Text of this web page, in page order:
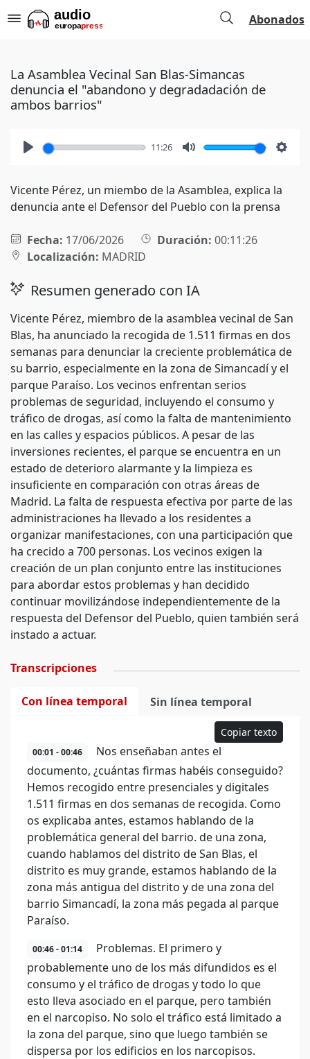
Abonados
La Asamblea Vecinal San Blas-Simancas
denuncia el "abandono y degradadación de
ambos barrios"
11:26
Vicente Pérez, un miembo de la Asamblea, explica la
denuncia ante el Defensor del Pueblo con la prensa
Fecha: 17/06/2026 Duración: 00:11:26
Localización: MADRID
Resumen generado con IA
Vicente Pérez, miembro de la asamblea vecinal de San
Blas, ha anunciado la recogida de 1.511 firmas en dos
semanas para denunciar la creciente problemática de
su barrio, especialmente en la zona de Simancadí y el
parque Paraíso. Los vecinos enfrentan serios
problemas de seguridad, incluyendo el consumo y
tráfico de drogas, así como la falta de mantenimiento
en las calles y espacios públicos. A pesar de las
inversiones recientes, el parque se encuentra en un
estado de deterioro alarmante y la limpieza es
insuficiente en comparación con otras áreas de
Madrid. La falta de respuesta efectiva por parte de las
administraciones ha llevado a los residentes a
organizar manifestaciones, con una participación que
ha crecido a 700 personas. Los vecinos exigen la
creación de un plan conjunto entre las instituciones
para abordar estos problemas y han decidido
continuar movilizándose independientemente de la
respuesta del Defensor del Pueblo, quien también será
instado a actuar.
Transcripciones
Con línea temporal Sin línea temporal
Copiar texto
00:01 - 00:46
Nos enseñaban antes el
documento, ¿cuántas firmas habéis conseguido?
Hemos recogido entre presenciales y digitales
1.511 firmas en dos semanas de recogida. Como
os explicaba antes, estamos hablando de la
problemática general del barrio. de una zona,
cuando hablamos del distrito de San Blas, el
distrito es muy grande, estamos hablando de la
zona más antigua del distrito y de una zona del
barrio Simancadí, la zona más pegada al parque
Paraíso.
00:46 - 01:14
Problemas. El primero y
probablemente uno de los más difundidos es el
consumo y el tráfico de drogas y todo lo que
esto lleva asociado en el parque, pero también
en el narcopiso. No solo el tráfico está limitado a
la zona del parque, sino que luego también se
dispersa por los edificios en los narcopisos.